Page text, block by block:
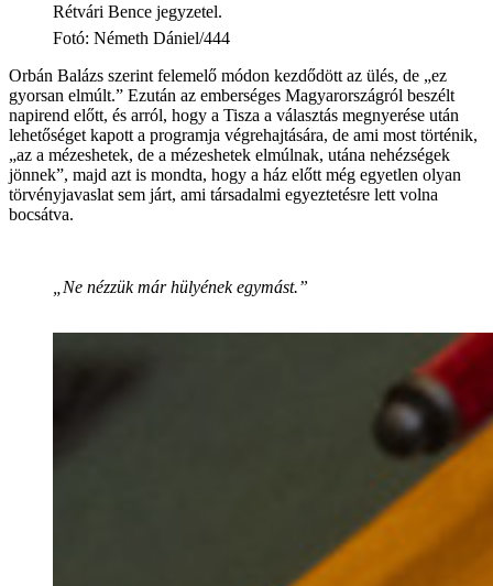
Rétvári Bence jegyzetel.
Fotó: Németh Dániel/444
Orbán Balázs szerint felemelő módon kezdődött az ülés, de „ez
gyorsan elmúlt.” Ezután az emberséges Magyarországról beszélt
napirend előtt, és arról, hogy a Tisza a választás megnyerése után
lehetőséget kapott a programja végrehajtására, de ami most történik,
„az a mézeshetek, de a mézeshetek elmúlnak, utána nehézségek
jönnek”, majd azt is mondta, hogy a ház előtt még egyetlen olyan
törvényjavaslat sem járt, ami társadalmi egyeztetésre lett volna
bocsátva.
„Ne nézzük már hülyének egymást.”